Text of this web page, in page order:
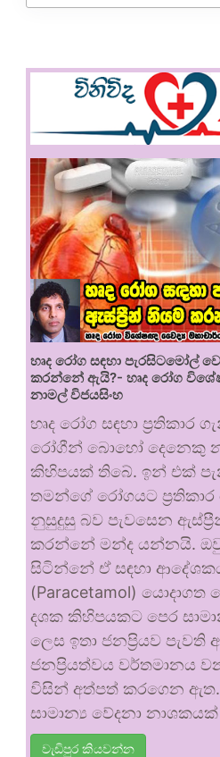
හෘද රෝග සඳහා පැරසිටමෝල්
කරන්නේ ඇයි?- හෘද රෝග
නාමල් විජයසිංහ
හෘද රෝග සඳහා ප්‍රතිකාර
රෝගීන් බොහෝ දෙනෙකු
කිහිපයක් තිබේ. ඉන් එක්
තමන්ගේ රෝගයට
නුසුදුසු බව පැවසෙන
කරන්නේ මන්ද යන්නයි.
සිටින්නේ ඒ සඳහා
(Paracetamol)
දශක කිහිපයකට පෙර
ලෙස ඉතා ජනප්‍රියව පැවති
ජනප්‍රියත්වය වර්තමානය
විසින් අත්පත් කරගෙන ඇත.
සාමාන්‍ය වේදනා
වැඩිපුර කියවන්න